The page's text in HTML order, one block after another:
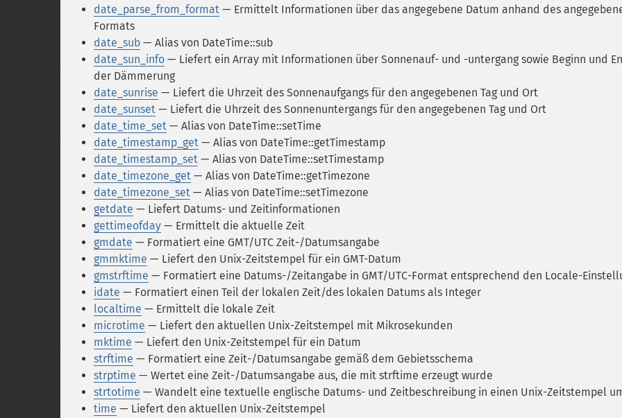
date_parse_from_format — Ermittelt Informationen über das angegebene Datum anhand des
Formats
date_sub — Alias von DateTime::sub
date_sun_info — Liefert ein Array mit Informationen über Sonnenauf- und -untergang sowie Beginn und
der Dämmerung
date_sunrise — Liefert die Uhrzeit des Sonnenaufgangs für den angegebenen Tag und Ort
date_sunset — Liefert die Uhrzeit des Sonnenuntergangs für den angegebenen Tag und Ort
date_time_set — Alias von DateTime::setTime
date_timestamp_get — Alias von DateTime::getTimestamp
date_timestamp_set — Alias von DateTime::setTimestamp
date_timezone_get — Alias von DateTime::getTimezone
date_timezone_set — Alias von DateTime::setTimezone
getdate — Liefert Datums- und Zeitinformationen
gettimeofday — Ermittelt die aktuelle Zeit
gmdate — Formatiert eine GMT/UTC Zeit-/Datumsangabe
gmmktime — Liefert den Unix-Zeitstempel für ein GMT-Datum
gmstrftime — Formatiert eine Datums-/Zeitangabe in GMT/UTC-Format entsprechend den Locale-
idate — Formatiert einen Teil der lokalen Zeit/des lokalen Datums als Integer
localtime — Ermittelt die lokale Zeit
microtime — Liefert den aktuellen Unix-Zeitstempel mit Mikrosekunden
mktime — Liefert den Unix-Zeitstempel für ein Datum
strftime — Formatiert eine Zeit-/Datumsangabe gemäß dem Gebietsschema
strptime — Wertet eine Zeit-/Datumsangabe aus, die mit strftime erzeugt wurde
strtotime — Wandelt eine textuelle englische Datums- und Zeitbeschreibung in einen Unix-Zeitstempel
time — Liefert den aktuellen Unix-Zeitstempel